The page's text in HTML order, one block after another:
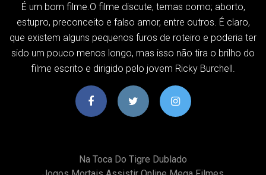
É um bom filme.O filme discute, temas como; aborto,
estupro, preconceito e falso amor, entre outros. É claro,
que existem alguns pequenos furos de roteiro e poderia ter
sido um pouco menos longo, mas isso não tira o brilho do
filme escrito e dirigido pelo jovem Ricky Burchell.
Na Toca Do Tigre Dublado